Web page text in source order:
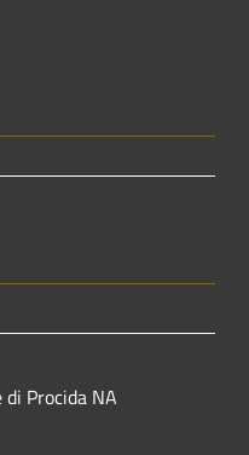
Procida NA